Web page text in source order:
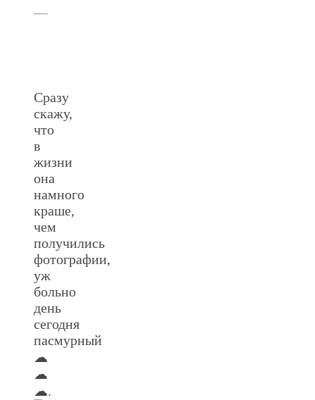
Сразу
скажу,
что
в
жизни
она
намного
краше,
чем
получились
фотографии,
уж
больно
день
сегодня
пасмурный
☁
☁
☁.